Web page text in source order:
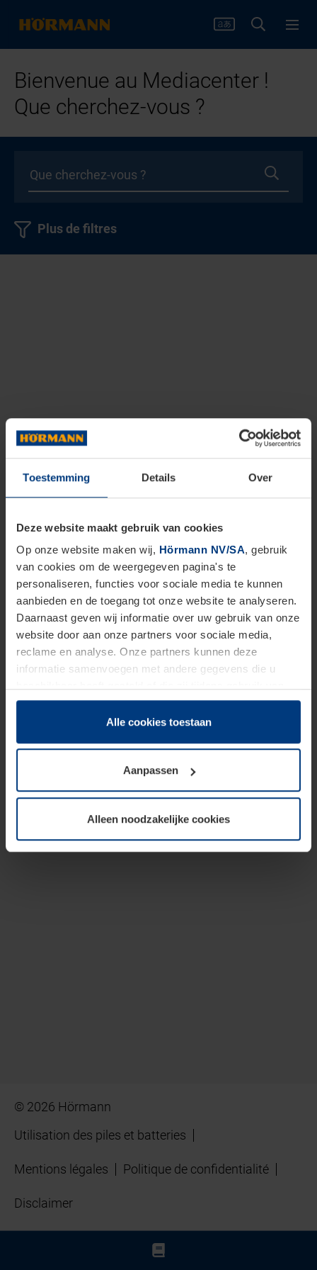
Toestemming Details Over
Deze website maakt gebruik van cookies
Op onze website maken wij, Hörmann NV/SA, gebruik
van cookies om de weergegeven pagina's te
personaliseren, functies voor sociale media te kunnen
aanbieden en de toegang tot onze website te analyseren.
Daarnaast geven wij informatie over uw gebruik van onze
website door aan onze partners voor sociale media,
reclame en analyse. Onze partners kunnen deze
informatie samenvoegen met andere gegevens die u
hun diensten hebben verzameld.
Juridisch hebben wij het recht om cookies op uw
van deze pagina's absoluut vereist is. Voor alle andere
soorten cookies is uw toestemming benodigd. Uw
toestemming kunt u op elk moment bij de uitleg van de
wijzigen of herroepen.
Alle cookies toestaan
Aanpassen
Alleen noodzakelijke cookies
Bienvenue au Mediacenter !
Que cherchez-vous ?
Plus de filtres
© 2026 Hörmann
Utilisation des piles et batteries
Mentions légales Politique de confidentialité
Disclaimer